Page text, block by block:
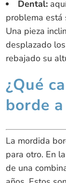
Dental:
problema está
Una pieza
desplazado
rebajado su
¿Qué
borde
La mordida
para otro. En
de una